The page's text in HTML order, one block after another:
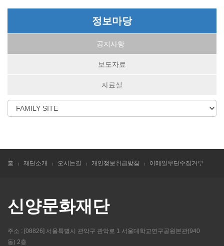
정보마당
공지사항
보도자료
자료실
홈 재단소개 오시는길 개인정보취급방침 이메일무단수집거부
신양문화재단
주소 : [08826] 서울특별시 관악구 관악로 1 서울대학교연구공원본관(940
동) 2층